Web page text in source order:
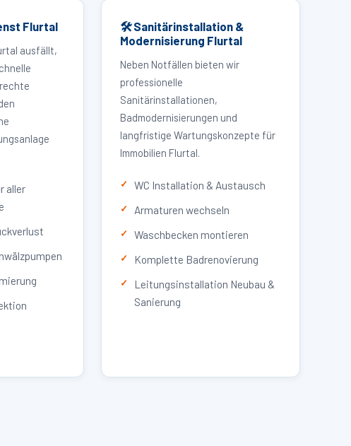
Flurtal
ausfällt,
aller
🛠 Sanitärinstallation &
Modernisierung Flurtal
Neben Notfällen bieten wir
professionelle
Sanitärinstallationen,
Badmodernisierungen und
langfristige Wartungskonzepte für
Immobilien Flurtal.
WC Installation & Austausch
Armaturen wechseln
Waschbecken montieren
Komplette Badrenovierung
Leitungsinstallation Neubau &
Sanierung